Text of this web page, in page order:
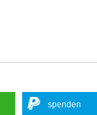
spenden